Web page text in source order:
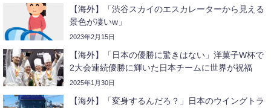
【海外】「渋谷スカイのエスカレーターから見える
景色が凄いw」
2023年2月15日
【海外】「日本の優勝に驚きはない」洋菓子W杯で
2大会連続優勝に輝いた日本チームに世界が祝福
2025年1月30日
【海外】「変身するんだろ？」日本のウイングトラ